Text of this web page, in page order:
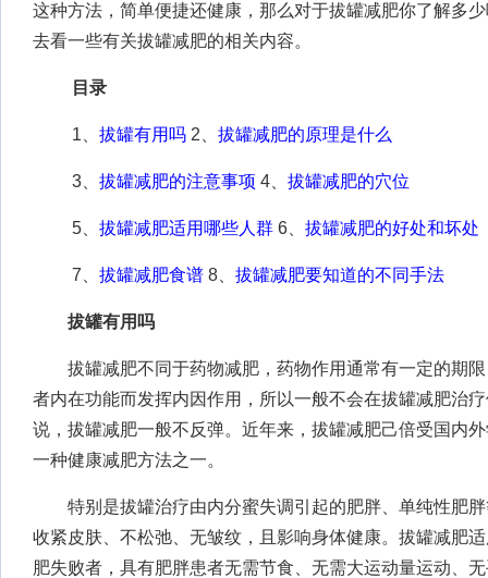
这种方法，简单便捷还健康，那么对于拔罐减肥你了解多
去看一些有关拔罐减肥的相关内容。
目录
1、 拔罐有用吗 2、 拔罐减肥的原理是什么
3、 拔罐减肥的注意事项 4、 拔罐减肥的穴位
5、 拔罐减肥适用哪些人群 6、 拔罐减肥的好处和坏处
7、 拔罐减肥食谱 8、 拔罐减肥要知道的不同手法
拔罐有用吗
拔罐减肥不同于药物减肥，药物作用通常有一定的期限
者内在功能而发挥内因作用，所以一般不会在拔罐减肥治
说，拔罐减肥一般不反弹。近年来，拔罐减肥己倍受国内
一种健康减肥方法之一。
特别是拔罐治疗由内分蜜失调引起的肥胖、单纯性肥胖
收紧皮肤、不松弛、无皱纹，且影响身体健康。拔罐减肥
肥失败者，具有肥胖患者无需节食、无需大运动量运动、